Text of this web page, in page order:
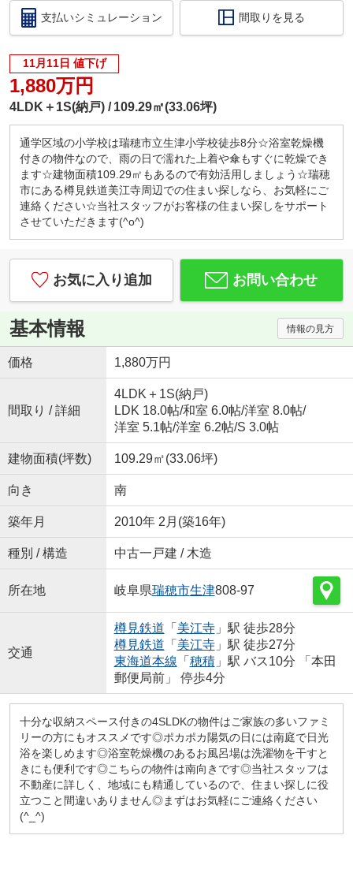
・車のローンがあっても住宅ローンは組めるの？
・自営業だけど大丈夫？
このような住宅購入に関する資金相談もお伺いいた
税金の控除、給付金のお話などもさせて頂きます。
□ご来店いただいた際には
ドリンクサービス
カフェ感覚で、お気軽にお越しくださいませ！
キッズコーナー・お菓子サービス！
小さなお子様連れでもご安心してお越しください。
ブロックや積木、おままごとセットなど沢山のおも
ちゃ取り揃えております。お子様用ドリンク、子供
が大好きな駄菓子もご用意しております。
◇はじめての住宅購入、まずはご相談からいかがで
すか？◇
初めてなので「分からないことが分からない」と思
います。
例えば、物件価格の他にかかる費用っていくら？な
どすぐにご説明いたします。
勉強しながら、納得して後悔しない！賢い家探し。
一組のお客様にじっくり向き合っています。
『入りやすくて、相談しやすい』そんなお店作りを
心がけております♪
支払いシミュレーション 間取りを見る
11月11日 値下げ
1,880万円
4LDK＋1S(納戸) 109.29㎡(33.06坪)
通学区域の小学校は瑞穂市立生津小学校徒歩8分☆浴室乾燥機
付きの物件なので、雨の日で濡れた上着や傘もすぐに乾燥でき
ます☆建物面積109.29㎡もあるので有効活用しましょう☆瑞穂
市にある樽見鉄道美江寺周辺での住まい探しなら、お気軽にご
連絡ください☆当社スタッフがお客様の住まい探しをサポート
させていただきます(^o^)
お気に入り追加 お問い合わせ
基本情報 情報の見方
価格 1,880万円
間取り / 詳細
4LDK＋1S(納戸)
LDK 18.0帖/和室 6.0帖/洋室 8.0帖/
洋室 5.1帖/洋室 6.2帖/S 3.0帖
建物面積(坪数) 109.29㎡(33.06坪)
向き 南
築年月 2010年 2月(築16年)
種別 / 構造 中古一戸建 / 木造
所在地 岐阜県瑞穂市生津808-97
交通
樽見鉄道 「 美江寺」駅 徒歩28分
樽見鉄道 「 美江寺」駅 徒歩27分
東海道本線 「 穂積」駅 バス10分 「本田
郵便局前」 停歩4分
十分な収納スペース付きの4SLDKの物件はご家族の多いファミ
リーの方にもオススメです◎ポカポカ陽気の日には南庭で日光
浴を楽しめます◎浴室乾燥機のあるお風呂場は洗濯物を干すと
きにも便利です◎こちらの物件は南向きです◎当社スタッフは
不動産に詳しく、地域にも精通しているので、住まい探しに役
立つこと間違いありません◎まずはお気軽にご連絡ください
(^_^)